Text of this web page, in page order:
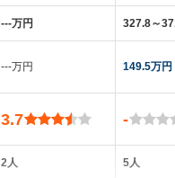
‐‐‐万円
‐‐‐万円
3.7
2人
327.8～
149.5万円
-
5人